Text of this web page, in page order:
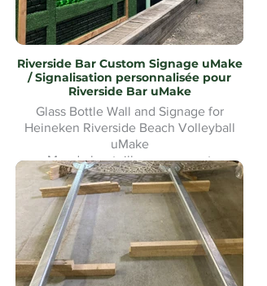
Riverside Bar Custom Signage uMake
/ Signalisation personnalisée pour
Riverside Bar uMake
Glass Bottle Wall and Signage for
Heineken Riverside Beach Volleyball
uMake
Mur de bouteilles en verre et
signalétique pour le Heineken Riverside
Beach Volleyball